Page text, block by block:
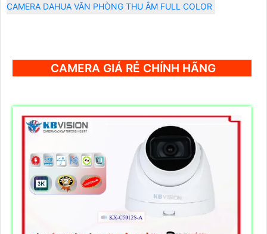
CAMERA DAHUA VĂN PHÒNG THU ÂM FULL COLOR
CAMERA GIÁ RẺ CHÍNH HÃNG